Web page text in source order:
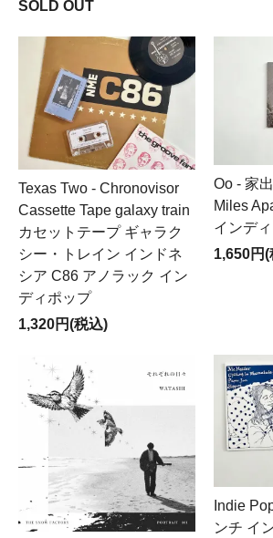
SOLD OUT
Texas Two - Chronovisor
Cassette Tape galaxy train
カセットテープ ギャラク
シー・トレイン インドネ
シア C86 アノラック イン
ディポップ
1,320円(税込)
Oo - 家
Miles
インデ
1,650円(
Indie
ンチ イ